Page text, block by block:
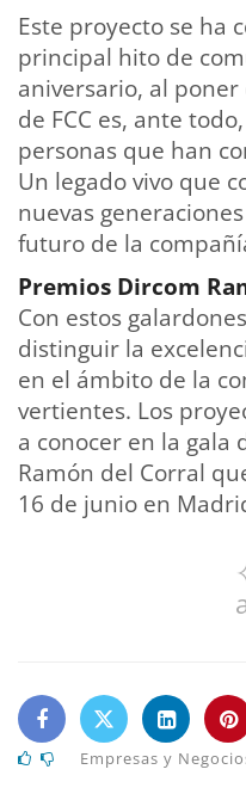
Este proyecto se ha
principal hito de
aniversario, al
de FCC es, ante
personas que han
Un legado vivo que
nuevas
futuro de la
Premios Dircom
Con estos
distinguir la
en el ámbito de la
vertientes. Los
a conocer en la gala
Ramón del Corral
16 de junio en
Empresas y